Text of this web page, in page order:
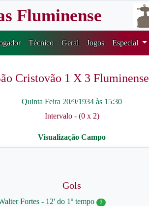
Fluminense
Técnico Geral Jogos Especial
Cristovão 1 X 3 Fluminense
Quinta Feira 20/9/1934 às 15:30
Intervalo - (0 x 2)
Gols
Fortes - 12' do 1º tempo 7